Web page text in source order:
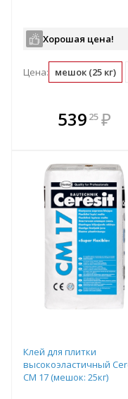
Хорошая цена!
Цена: мешок (25 кг)
539 25 ₽
В
всегда
Клей для плитки
высокоэластичный
СМ 17 (мешок: 25кг)